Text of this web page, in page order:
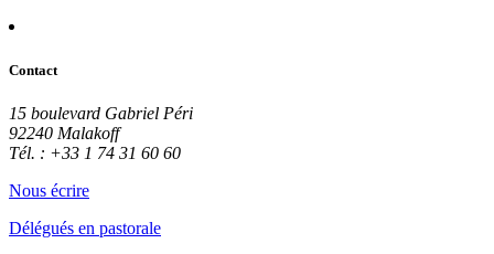
Contact
15 boulevard Gabriel Péri
92240 Malakoff
Tél. : +33 1 74 31 60 60
Nous écrire
Délégués en pastorale